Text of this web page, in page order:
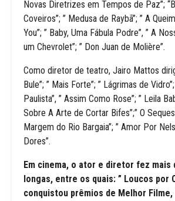
Novas Diretrizes em Tempos de Paz”;
Coveiros”; ” Medusa de Raybã”; ” A
You”; ” Baby, Uma Fábula Podre”, ” A
um Chevrolet”; ” Don Juan de Molière”.
Como diretor de teatro, Jairo Mattos
Bule”; ” Mais Forte”; ” Lágrimas de
Paulista”, ” Assim Como Rose”; ” Leila
Sobre A Arte de Cortar Bifes”;” O
Margem do Rio Bargaia”; ” Amor Por
Dores”.
Em cinema, o ator e diretor fez mais
longas, entre os quais: ” Loucos por
conquistou prêmios de Melhor